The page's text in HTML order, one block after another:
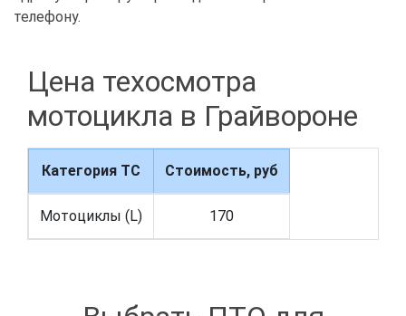
телефону.
Цена техосмотра
мотоцикла в Грайвороне
Категория ТС Стоимость, руб
Мотоциклы (L) 170